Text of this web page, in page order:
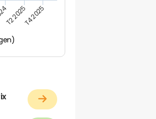
T2 2025T4 2025